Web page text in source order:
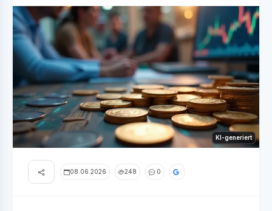
KI-generiert
08.06.2026 248 0